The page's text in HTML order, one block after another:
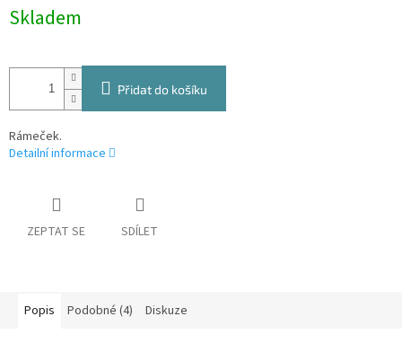
cena:
Skladem
Přidat do košíku
Rámeček.
Detailní informace
ZEPTAT SE SDÍLET
Popis Podobné (4) Diskuze